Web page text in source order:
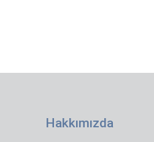
Hakkımızda